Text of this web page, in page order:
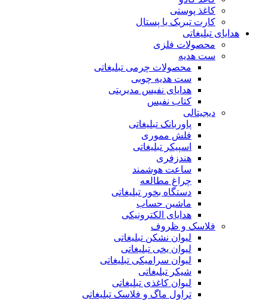
کاغذ پوستی
کارت تبریک یا پستال
هدایای تبلیغاتی
محصولات فلزی
ست هدیه
محصولات چرمی تبلیغاتی
ست هدیه چوبی
هدایای نفیس مدیریتی
کتاب نفیس
دیجیتالی
پاوربانک تبلیغاتی
فلش مموری
اسپیکر تبلیغاتی
هندزفری
ساعت هوشمند
چراغ مطالعه
دستگاه بخور تبلیغاتی
ماشین حساب
هدایای الکترونیکی
فلاسک و ظروف
لیوان نشکن تبلیغاتی
لیوان یخی تبلیغاتی
لیوان سرامیکی تبلیغاتی
شیکر تبلیغاتی
لیوان کاغذی تبلیغاتی
تراول ماگ و فلاسک تبلیغاتی